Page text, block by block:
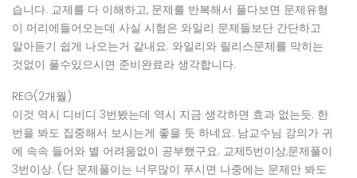
습니다. 교제를 다 이해하고, 문제를 반복해서 풀다보면 문제유형
이 머리에들어오는데 사실 시험은 와일리 문제들보단 간단하고
알아듣기 쉽게 나오는거 같내요. 와일리와 릴리스문제를 막히는
것없이 풀수있으시면 준비완료라 생각합니다.
REG(2개월)
이것 역시 디비디 3번봤는데 역시 지금 생각하면 효과 없는듯. 한
번을 봐도 집중해서 보시는게 좋을 듯 하네요. 남교수님 강의가 귀
에 속속 들어와 별 어려움없이 공부했구요. 교제5번이상,문제풀이
3번이상. (단 문제풀이는 너무많이 푸시면 나중에는 문제만 봐도